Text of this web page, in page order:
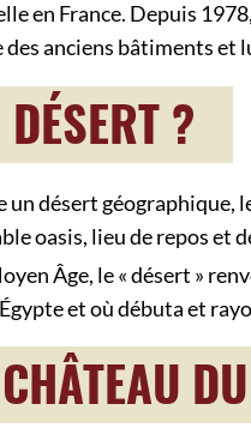
en France. Depuis
des anciens bâtiments et
?
un désert géographique,
oasis, lieu de repos et
Âge, le « désert »
et où débuta et